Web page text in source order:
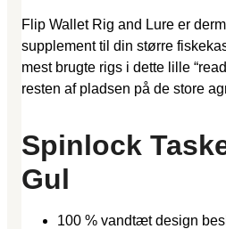
Flip Wallet Rig and Lure er
supplement til din større
mest brugte rigs i dette lille
resten af pladsen på de store
Spinlock
Gul
100 % vandtæt design